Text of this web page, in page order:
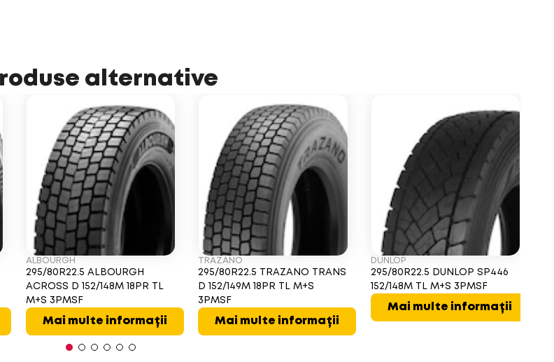
alternative
ALBOURGH
295/80R22.5 ALBOURGH
ACROSS D 152/148M 18PR TL
M+S 3PMSF
Mai multe informații
TRAZANO
295/80R22.5 TRAZANO TRANS
D 152/149M 18PR TL M+S
3PMSF
Mai multe informații
DUNLOP
295/80R22.5 DUNLOP SP446
152/148M TL M+S 3PMSF
Mai multe informații